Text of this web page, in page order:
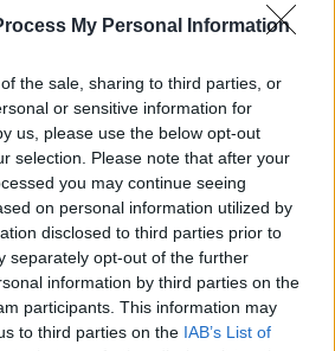
My Personal Information
the sale, sharing to third parties, or
or sensitive information for
us, please use the below opt-out
selection. Please note that after your
you may continue seeing
on personal information utilized by
disclosed to third parties prior to
separately opt-out of the further
information by third parties on the
participants. This information may
to third parties on the IAB’s List of
két világlátás, egy térbe
elütni az időt. Közben pedig
róluk, álmaikról,
lesz kínjaikra. Parádés
szójátékkal, félreértéssel,
még több tucat!"/szinhaz.hu/
dolog létezik annál, mint mikor
lett táncos-koreográfus prózai
(...) A nézőröhögtető szándékkal